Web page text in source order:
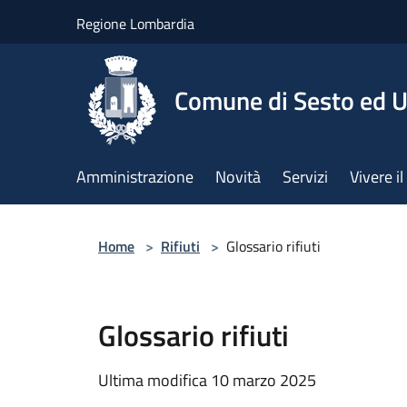
Regione Lombardia
Comune di Sesto ed
Amministrazione Novità Servizi Vivere
Home > Rifiuti > Glossario rifiuti
Glossario rifiuti
Ultima modifica 10 marzo 2025